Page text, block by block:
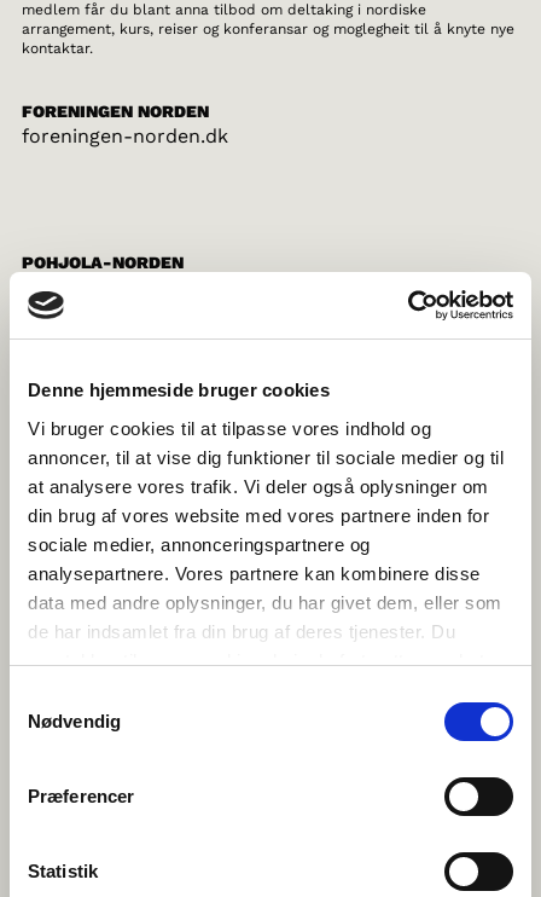
Denne hjemmeside bruger cookies
Vi bruger cookies til at tilpasse vores indhold og
annoncer, til at vise dig funktioner til sociale medier og til
at analysere vores trafik. Vi deler også oplysninger om
din brug af vores website med vores partnere inden for
sociale medier, annonceringspartnere og
analysepartnere. Vores partnere kan kombinere disse
data med andre oplysninger, du har givet dem, eller som
de har indsamlet fra din brug af deres tjenester. Du
samtykker til vores cookies, hvis du fortsætter med at
Nødvendig
Præferencer
Statistik
medlem får du blant anna tilbod om deltaking i nordiske
arrangement, kurs, reiser og konferansar og moglegheit til å knyte nye
kontaktar.
FORENINGEN NORDEN
foreningen-norden.dk
POHJOLA-NORDEN
pohjola-norden.fi
norden.fo
NORRÆNA FÉLAGIÐ
norden.is
FORENINGEN NORDEN
FÖRENINGEN NORDEN